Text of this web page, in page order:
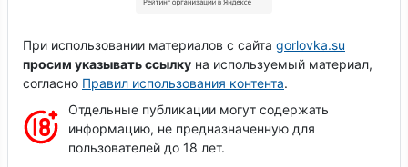
При использовании материалов с сайта gorlovka.su
просим указывать ссылку на используемый материал,
согласно Правил использования контента.
Отдельные публикации могут содержать
информацию, не предназначенную для
пользователей до 18 лет.